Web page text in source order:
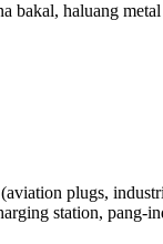
bakal, haluang
plugs,
station, pang-